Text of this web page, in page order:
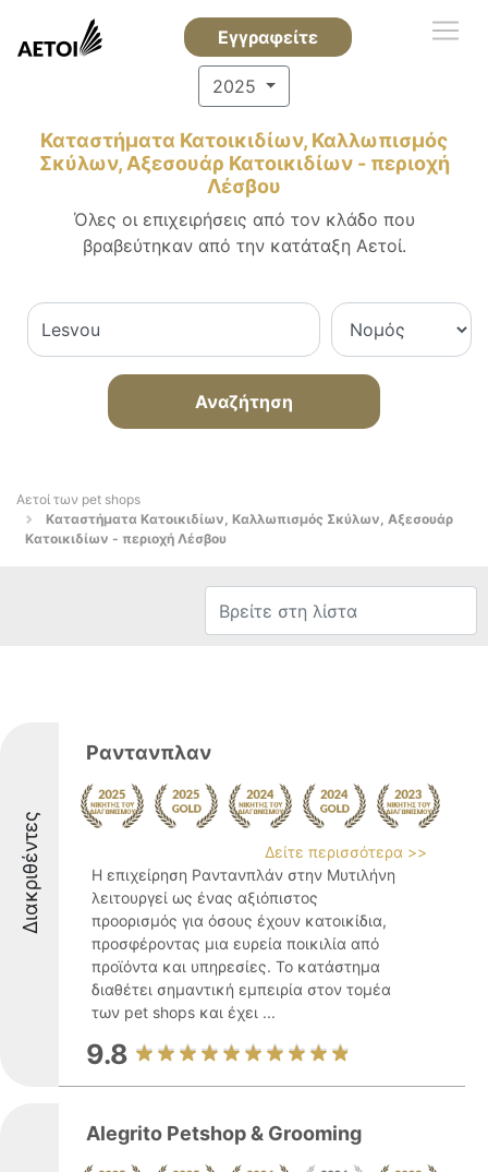
Εγγραφείτε
2025
Καταστήματα Κατοικιδίων, Καλλωπισμός
Σκύλων, Αξεσουάρ Κατοικιδίων - περιοχή
Λέσβου
Όλες οι επιχειρήσεις από τον κλάδο που
βραβεύτηκαν από την κατάταξη Αετοί.
Αναζήτηση
Αετοί των pet shops
Καταστήματα Κατοικιδίων, Καλλωπισμός Σκύλων, Αξεσουάρ
Κατοικιδίων - περιοχή Λέσβου
Διακριθέντες
Ραντανπλαν
Δείτε περισσότερα >>
Η επιχείρηση Ραντανπλάν στην Μυτιλήνη
λειτουργεί ως ένας αξιόπιστος
προορισμός για όσους έχουν κατοικίδια,
προσφέροντας μια ευρεία ποικιλία από
προϊόντα και υπηρεσίες. Το κατάστημα
διαθέτει σημαντική εμπειρία στον τομέα
των pet shops και έχει ...
9.8
Alegrito Petshop & Grooming